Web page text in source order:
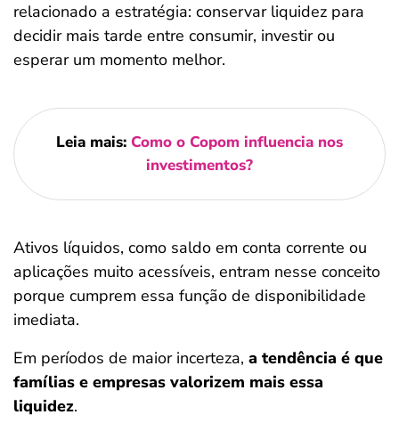
relacionado a estratégia: conservar liquidez para
decidir mais tarde entre consumir, investir ou
esperar um momento melhor.
Leia mais: Como o Copom influencia nos
investimentos?
Ativos líquidos, como saldo em conta corrente ou
aplicações muito acessíveis, entram nesse conceito
porque cumprem essa função de disponibilidade
imediata.
Em períodos de maior incerteza, a tendência é que
famílias e empresas valorizem mais essa
liquidez.